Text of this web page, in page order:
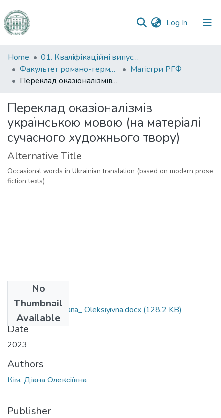
Log In (current)
Communities
&
Collections
Statistics
Home
01. Кваліфікаційні випускні роботи здобувачів вищої освіти
Факультет романо-германської філології
Магістри РГФ
Переклад оказіоналізмів українською мовою (на матеріалі сучасного художнього твору)
Переклад оказіоналізмів
українською мовою (на матеріалі
сучасного художнього твору)
Alternative Title
Occasional words in Ukrainian translation (based on modern prose
fiction texts)
No
Thumbnail
Available
035.041_Kim_Diana_ Oleksiyivna.docx (128.2 KB)
Date
2023
Authors
Кім, Діана Олексіївна
Publisher